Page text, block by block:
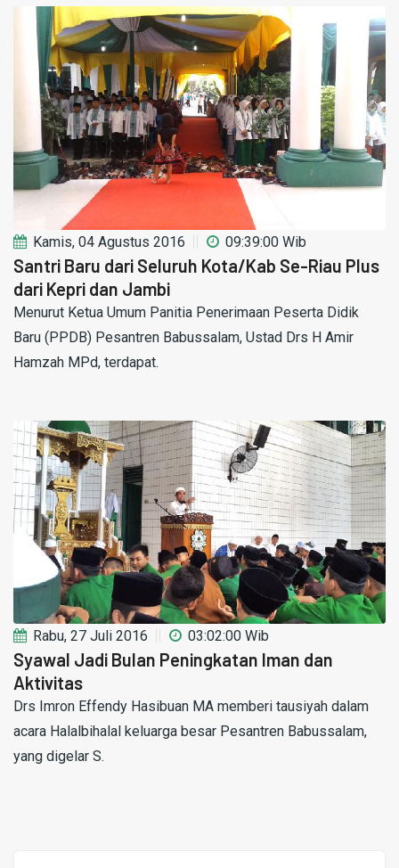
Kamis, 04 Agustus 2016 09:39:00 Wib
Santri Baru dari Seluruh Kota/Kab Se-Riau Plus
dari Kepri dan Jambi
Menurut Ketua Umum Panitia Penerimaan Peserta Didik
Baru (PPDB) Pesantren Babussalam, Ustad Drs H Amir
Hamzah MPd, terdapat.
Rabu, 27 Juli 2016 03:02:00 Wib
Syawal Jadi Bulan Peningkatan Iman dan
Aktivitas
Drs Imron Effendy Hasibuan MA memberi tausiyah dalam
acara Halalbihalal keluarga besar Pesantren Babussalam,
yang digelar S.